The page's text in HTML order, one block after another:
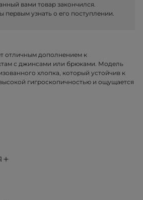
вами товар закончился.
первым узнать о его поступлении.
отличным дополнением к
с джинсами или брюками. Модель
хлопка, который устойчив к
гигроскопичностью и ощущается